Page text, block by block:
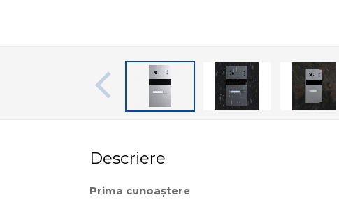
Descriere
Prima cunoaștere